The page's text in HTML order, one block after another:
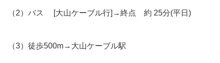
（2）バス [大山ケーブル行]→終点 約 25分(平日)
（3）徒歩500m→大山ケーブル駅